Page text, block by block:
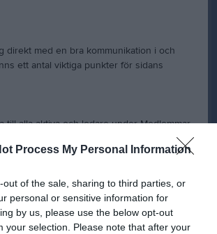
Process My Personal Information
out of the sale, sharing to third parties, or
personal or sensitive information for
by us, please use the below opt-out
your selection. Please note that after your
direkt med en bra kommunikation i och
ett antal viktiga punkter för sidans
till alla aktiva och ledare under Medlemmar.
träningar och andra aktiviteter läggs till